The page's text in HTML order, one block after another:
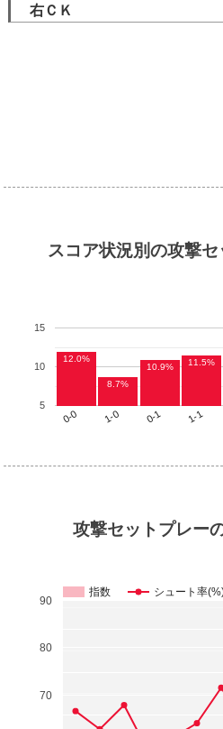
右ＣＫ
スコア状況別の攻撃
0-0 1-0 0-1 1-1
5
10
15
12.0%
8.7%
10.9% 11.5%
攻撃セットプレー
指数 シュート率
70
80
90